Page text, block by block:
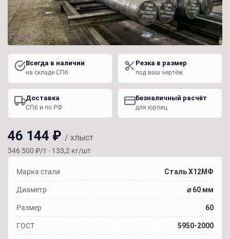
Всегда в наличии
на складе СПб
Резка в размер
под ваш чертёж
Доставка
СПб и по РФ
Безналичный расчёт
для юрлиц
46 144 ₽ / хлыст
346 500 ₽/т · 133,2 кг/шт
Марка стали Сталь Х12МФ
Диаметр ⌀ 60 мм
Размер 60
ГОСТ 5950-2000